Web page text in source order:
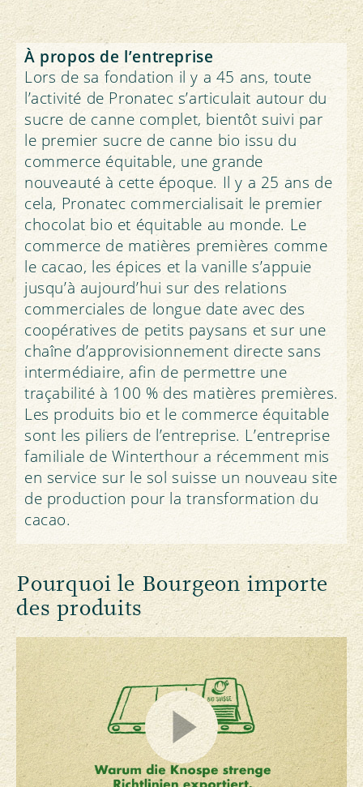
À propos de l’entreprise
Lors de sa fondation il y a 45 ans, toute
l’activité de Pronatec s’articulait autour du
sucre de canne complet, bientôt suivi par
le premier sucre de canne bio issu du
commerce équitable, une grande
nouveauté à cette époque. Il y a 25 ans de
cela, Pronatec commercialisait le premier
chocolat bio et équitable au monde. Le
commerce de matières premières comme
le cacao, les épices et la vanille s’appuie
jusqu’à aujourd’hui sur des relations
commerciales de longue date avec des
coopératives de petits paysans et sur une
chaîne d’approvisionnement directe sans
intermédiaire, afin de permettre une
traçabilité à 100 % des matières premières.
Les produits bio et le commerce équitable
sont les piliers de l’entreprise. L’entreprise
familiale de Winterthour a récemment mis
en service sur le sol suisse un nouveau site
de production pour la transformation du
cacao.
Pourquoi le Bourgeon importe
des produits